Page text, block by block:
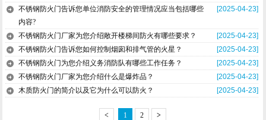
[2025-04-23]
不锈钢防火门告诉您单位消防安全的管理情况应当包括哪些
内容?
[2025-04-23]
不锈钢防火门厂家为您介绍敞开楼梯间防火有哪些要求？
[2025-04-23]
不锈钢防火门告诉您如何控制烟囱和排气管的火星？
[2025-04-23]
不锈钢防火门为您介绍义务消防队有哪些工作任务？
[2025-04-23]
不锈钢防火门厂家为您介绍什么是爆炸品？
[2025-04-23]
木质防火门的简介以及它为什么可以防火？
< 1 2 >